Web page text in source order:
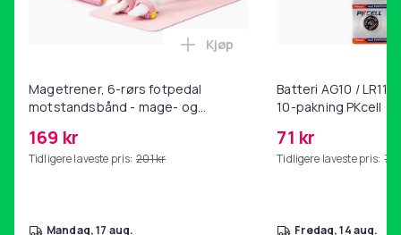
Produktsikkerhetsinformasjon
Magetrener, 6-rørs fotpedal
motstandsbånd - mage- og
hjemmegymnastikk Pink
169 kr
Tidligere laveste pris: 201 kr
Legg Magetrener, 6-rørs
Kjøp
mandag, 17 aug.
Batteri AG10 /
10-pakning PKcell
71 kr
Tidligere laveste pris: 76
fredag, 14 aug.